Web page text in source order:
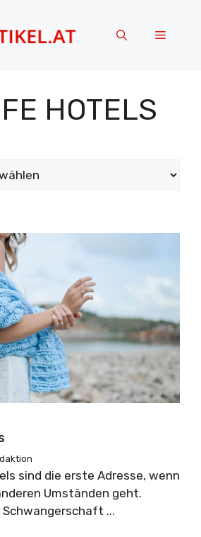
Menü
HOTELS
sind die erste Adresse, wenn
Umständen geht.
Schwangerschaft ...